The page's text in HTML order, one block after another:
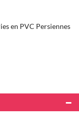
en PVC Persiennes